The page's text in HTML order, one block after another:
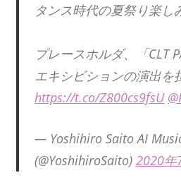
タンス時代の夏祭り楽し
プレースホルダ、「CLT
エキシビションの演出を
https://t.co/Z800cs9fsU
— Yoshihiro Saito AI
(@YoshihiroSaito) 2020年